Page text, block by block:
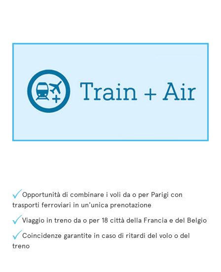
Opportunità di combinare i voli da o per Parigi con
trasporti ferroviari in un'unica prenotazione
Viaggio in treno da o per 18 città della Francia e del Belgio
Coincidenze garantite in caso di ritardi del volo o del
treno